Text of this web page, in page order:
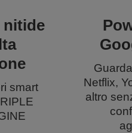
nitide
smart
Netflix,
altro